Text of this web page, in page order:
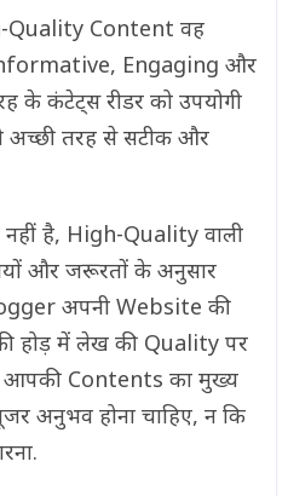
Quality Content वह
Engaging और
के कंटेट्स रीडर को उपयोगी
अच्छी तरह से सटीक और
है, High-Quality वाली
और जरूरतों के अनुसार
अपनी Website की
होड़ में लेख की Quality पर
आपकी Contents का मुख्य
अनुभव होना चाहिए, न कि